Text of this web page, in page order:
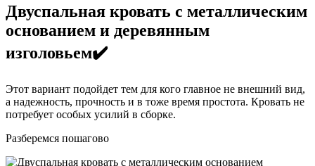
Двуспальная кровать с металлическим
основанием и деревянным
изголовьем✔️
Этот вариант подойдет тем для кого главное не внешний вид,
а надежность, прочность и в тоже время простота. Кровать не
потребует особых усилий в сборке.
Разберемся пошагово